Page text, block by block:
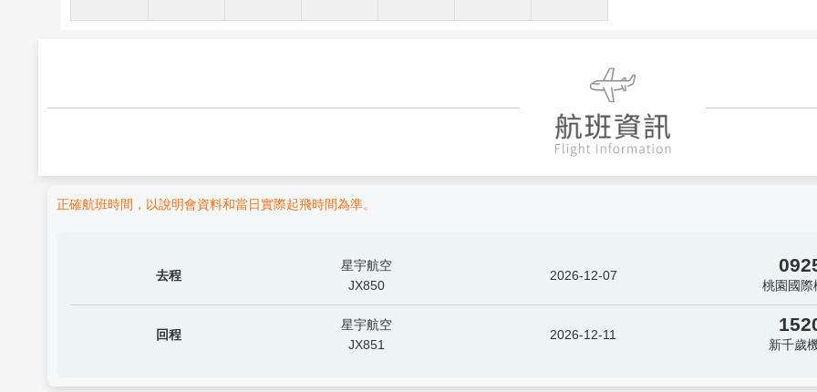
正確航班時間，以說明會資料和當日實際起飛時間為準。
去程
星宇航空
JX850
2026-12-07
桃園國際
回程
星宇航空
JX851
2026-12-11
新千歲